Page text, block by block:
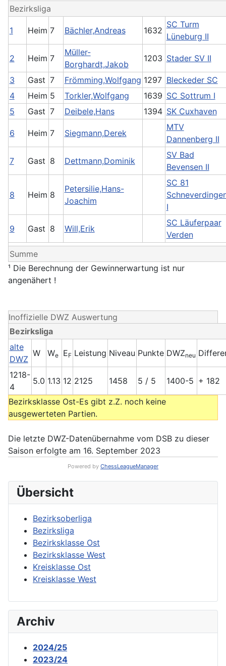
Übersicht
Bezirksoberliga
Bezirksliga
Bezirksklasse Ost
Bezirksklasse West
Kreisklasse Ost
Kreisklasse West
Archiv
2024/25
2023/24
Bezirksliga
1 Heim 7 Bächler,Andreas 1632
SC Turm
Lüneburg II
2 Heim 7
Müller-
Borghardt,Jakob
1203 Stader SV II
3 Gast 7 Frömming,Wolfgang 1297 Bleckeder SC
4
Heim 5 Torkler,Wolfgang 1639 SC Sottrum I
5
Gast 7 Deibele,Hans 1394 SK Cuxhaven
6 Heim 7 Siegmann,Derek
MTV
Dannenberg II
7 Gast 8 Dettmann,Dominik
SV Bad
Bevensen II
8 Heim 8
Petersilie,Hans-
Joachim
SC 81
I
9 Gast 8 Will,Erik
SC Läuferpaar
Verden
Summe
¹ Die Berechnung der Gewinnerwartung ist nur
angenähert !
Inoffizielle DWZ Auswertung
Bezirksliga
alte
DWZ
W We EF Leistung Niveau Punkte DWZneu
1218-
4
5.0 1.13 12 2125 1458 5 / 5 1400-5 + 182
Bezirksklasse Ost-Es gibt z.Z. noch keine
ausgewerteten Partien.
Die letzte DWZ-Datenübernahme vom DSB zu dieser
Saison erfolgte am 16. September 2023
Powered by ChessLeagueManager